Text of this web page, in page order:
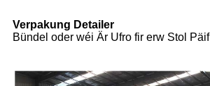
Verpakung Detailer
Bündel oder wéi Är Ufro fir erw Stol Päif